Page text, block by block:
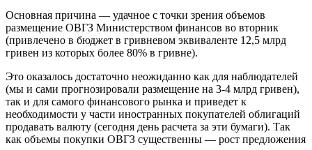
Основная причина — удачное с точки зрения объемов
размещение ОВГЗ Министерством финансов во вторник
(привлечено в бюджет в гривневом эквиваленте 12,5 млрд
гривен из которых более 80% в гривне).
Это оказалось достаточно неожиданно как для наблюдателей
(мы и сами прогнозировали размещение на 3-4 млрд гривен),
так и для самого финансового рынка и приведет к
необходимости у части иностранных покупателей облигаций
продавать валюту (сегодня день расчета за эти бумаги). Так
как объемы покупки ОВГЗ существенны — рост предложения